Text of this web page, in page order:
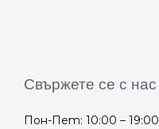
Свържете се с нас
Пон-Пет: 10:00 – 19:00